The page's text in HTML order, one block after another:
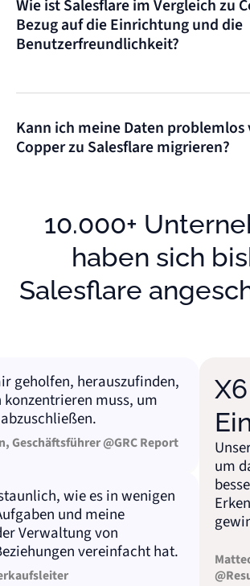
Wie ist Salesflare im Vergleich zu
Bezug auf die Einrichtung und die
Benutzerfreundlichkeit?
Kann ich meine Daten problemlos
Copper zu Salesflare migrieren?
10.000+
haben sich
Salesflare
herauszufinden,
muss, um
@GRC Report
wie es in wenigen
und meine
von
vereinfacht hat.
X6
Unser
um das
besser
Matteo